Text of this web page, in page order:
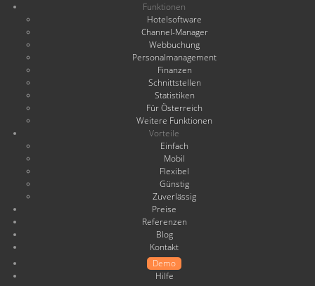
Funktionen
Hotelsoftware
Channel-Manager
Webbuchung
Personalmanagement
Finanzen
Schnittstellen
Statistiken
Für Österreich
Weitere Funktionen
Vorteile
Einfach
Mobil
Flexibel
Günstig
Zuverlässig
Preise
Referenzen
Blog
Kontakt
Demo
Hilfe